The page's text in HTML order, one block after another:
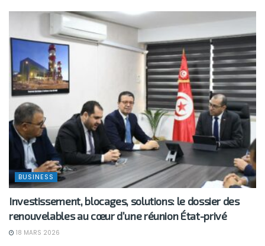
BUSINESS
Investissement, blocages, solutions: le dossier des
renouvelables au cœur d’une réunion État-privé
18 MARS 2026